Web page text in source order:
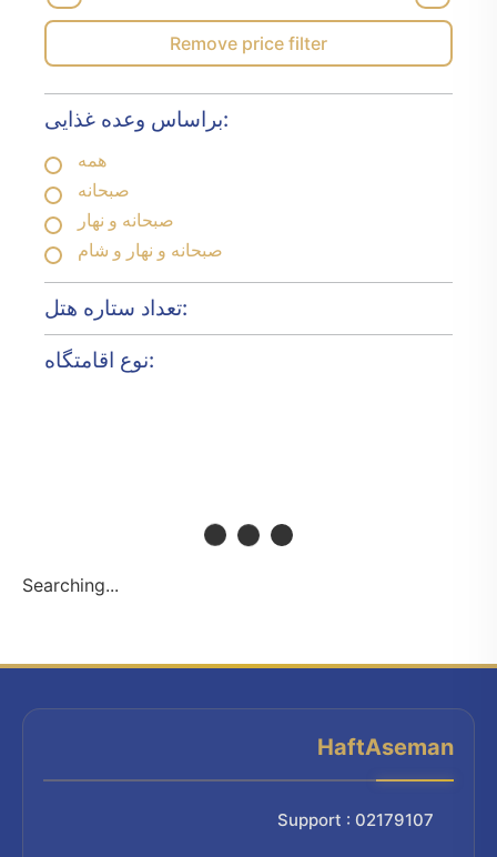
Remove price filter
براساس وعده غذایی:
همه
صبحانه
صبحانه و نهار
صبحانه و نهار و شام
تعداد ستاره هتل:
نوع اقامتگاه:
Searching...
HaftAseman
Support : 02179107